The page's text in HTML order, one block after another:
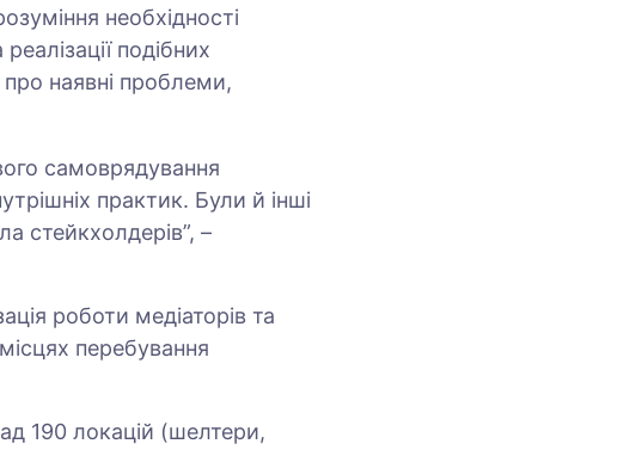
необхідності
подібних
наявні проблеми,
самоврядування
практик. Були й інші
стейкхолдерів”, –
роботи медіаторів та
перебування
190 локацій (шелтери,